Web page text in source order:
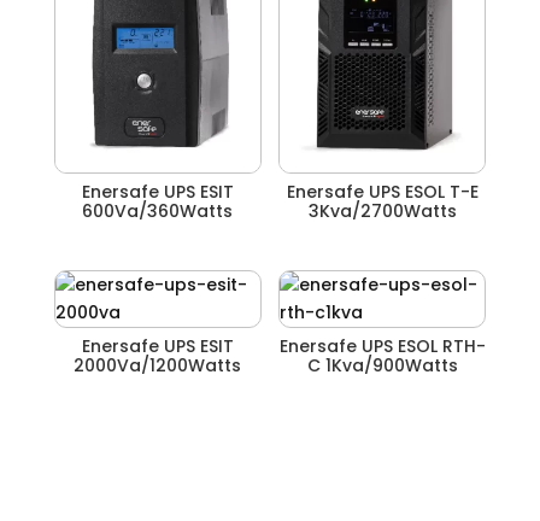
Enersafe UPS ESIT
600Va/360Watts
Enersafe UPS ESOL T-E
3Kva/2700Watts
Enersafe UPS ESIT
2000Va/1200Watts
Enersafe UPS ESOL RTH-
C 1Kva/900Watts